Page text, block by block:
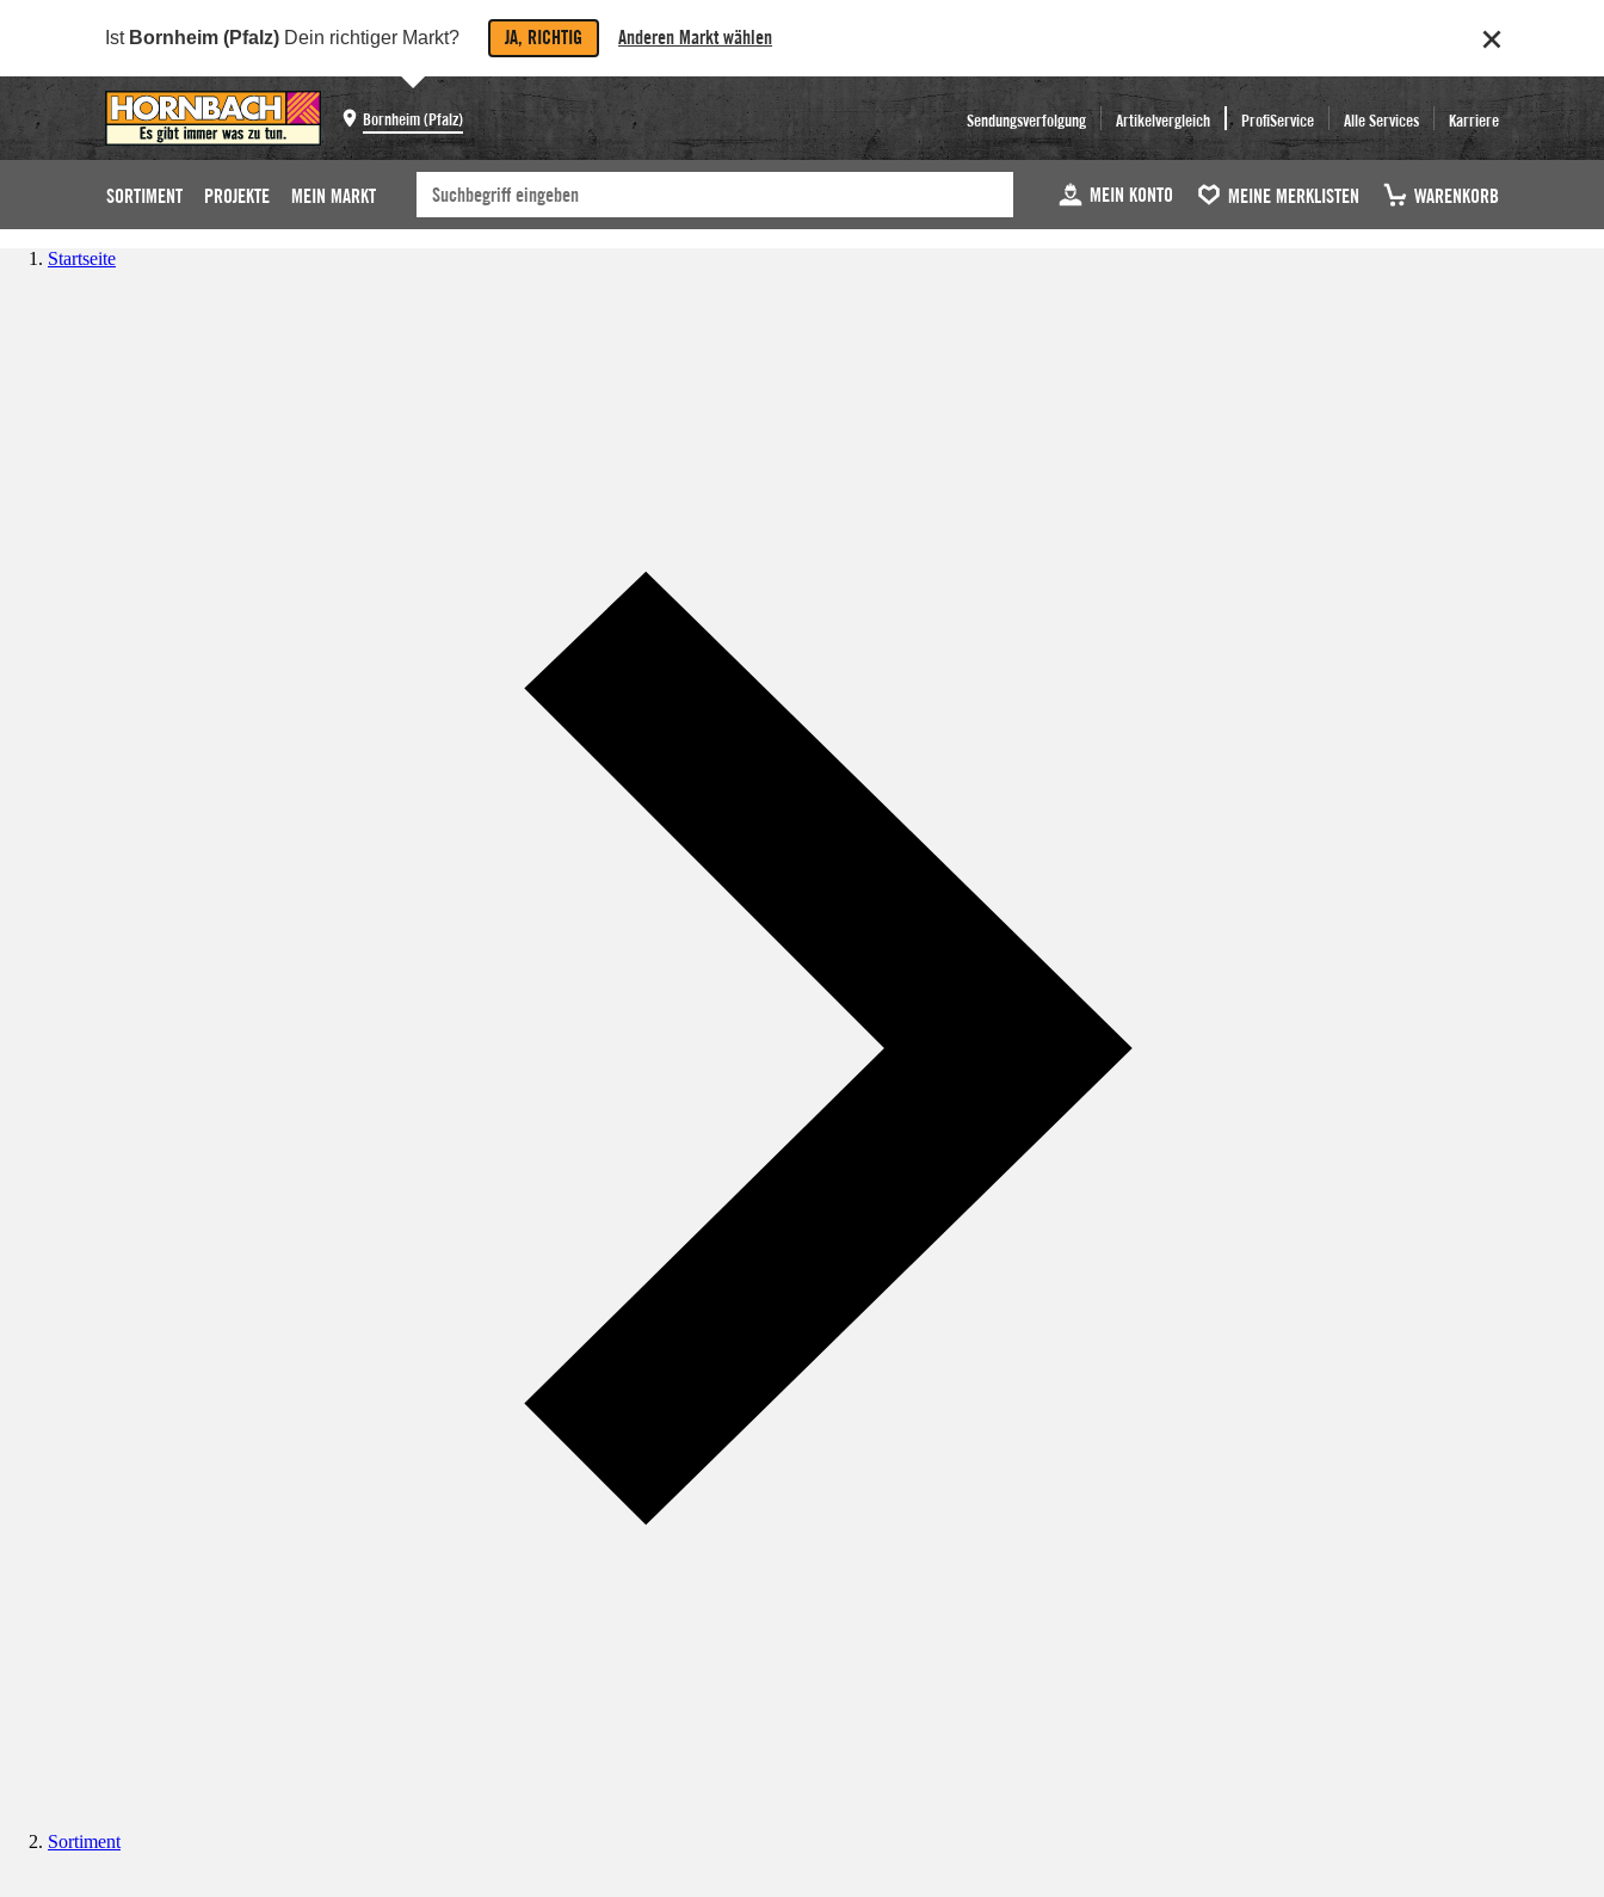
Ist Bornheim (Pfalz) Dein richtiger Markt? JA, RICHTIG Anderen Markt wählen
Bornheim (Pfalz) Sendungsverfolgung Artikelvergleich ProfiService Alle Services Karriere
SORTIMENT PROJEKTE MEIN MARKT MEIN KONTO MEINE MERKLISTEN WARENKORB
Startseite
Sortiment